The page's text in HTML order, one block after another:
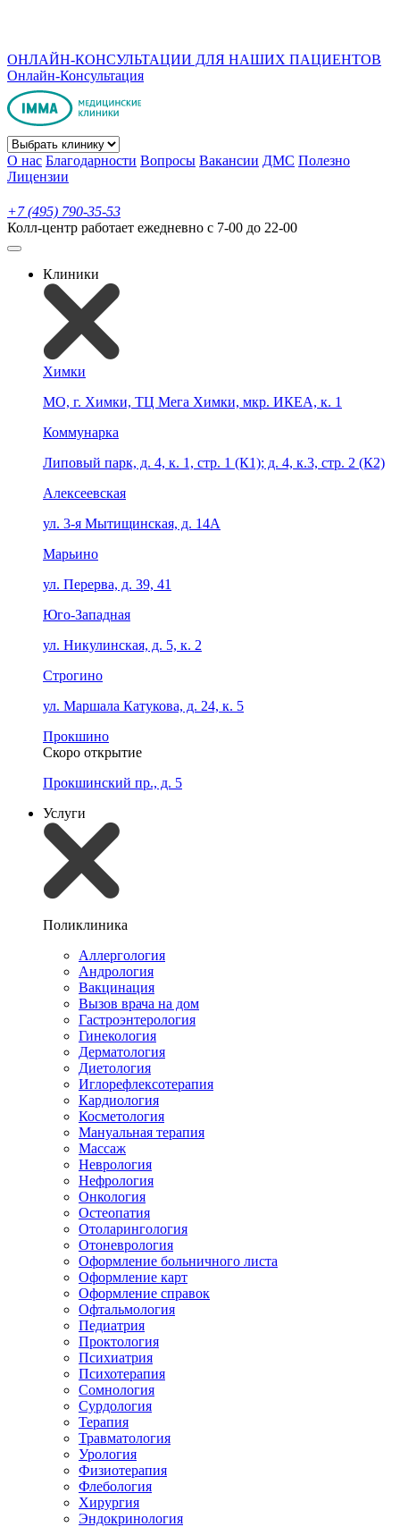
ОНЛАЙН-КОНСУЛЬТАЦИИ ДЛЯ НАШИХ ПАЦИЕНТОВ
Онлайн-Консультация
О нас Благодарности Вопросы Вакансии ДМС Полезно
Лицензии
+7 (495) 790-35-53
Колл-центр работает ежедневно с 7-00 до 22-00
Клиники
Химки
МО, г. Химки, ТЦ Мега Химки, мкр. ИКЕА, к. 1
Коммунарка
Липовый парк, д. 4, к. 1, стр. 1 (К1); д. 4, к.3, стр. 2 (К2)
Алексеевская
ул. 3-я Мытищинская, д. 14А
Марьино
ул. Перерва, д. 39, 41
Юго-Западная
ул. Никулинская, д. 5, к. 2
Строгино
ул. Маршала Катукова, д. 24, к. 5
Прокшино
Скоро открытие
Прокшинский пр., д. 5
Услуги
Поликлиника
Аллергология
Андрология
Вакцинация
Вызов врача на дом
Гастроэнтерология
Гинекология
Дерматология
Диетология
Иглорефлексотерапия
Кардиология
Косметология
Мануальная терапия
Массаж
Неврология
Нефрология
Онкология
Остеопатия
Отоларингология
Отоневрология
Оформление больничного листа
Оформление карт
Оформление справок
Офтальмология
Педиатрия
Проктология
Психиатрия
Психотерапия
Сомнология
Сурдология
Терапия
Травматология
Урология
Физиотерапия
Флебология
Хирургия
Эндокринология